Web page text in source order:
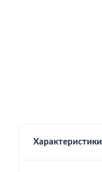
Характеристики